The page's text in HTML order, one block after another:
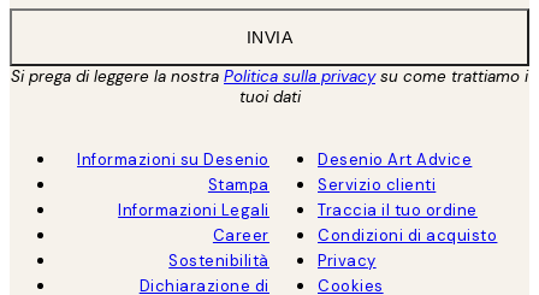
INVIA
Si prega di leggere la nostra Politica sulla privacysu come trattiamo i
tuoi dati
Informazioni su Desenio
Stampa
Informazioni Legali
Career
Sostenibilità
Dichiarazione di
Desenio Art Advice
Servizio clienti
Traccia il tuo ordine
Condizioni di acquisto
Privacy
Cookies